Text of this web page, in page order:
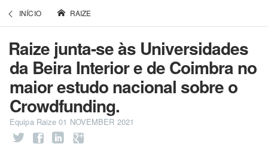
INÍCIO RAIZE
Raize junta-se às Universidades
da Beira Interior e de Coimbra no
maior estudo nacional sobre o
Crowdfunding.
Equipa Raize 01 NOVEMBER 2021